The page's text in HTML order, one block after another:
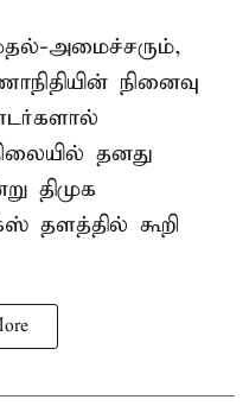
அமைச்சரும்,
நினைவு
தனது
திமுக
தளத்தில் கூறி